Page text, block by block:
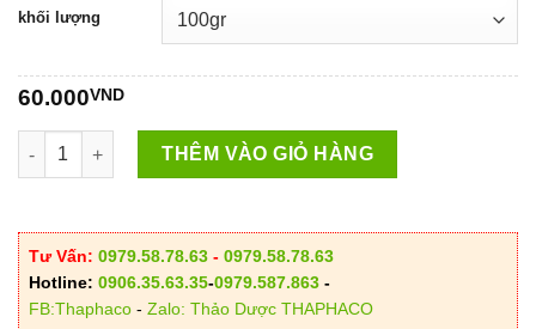
60.000VND
đến
khối lượng
60.000VND
Tảo Biển Chile - Thực Phẩm Thuần Chay số lượng
THÊM VÀO GIỎ HÀNG
Tư Vấn: 0979.58.78.63 - 0979.58.78.63
Hotline: 0906.35.63.35-0979.587.863 -
FB:Thaphaco - Zalo: Thảo Dược THAPHACO